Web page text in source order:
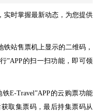
实时掌握最新动态，为您提供
站售票机上显示的二维码，
”APP的扫一扫功能，即可领
E-Travel”APP的云购票功能
取集票码，最后持集票码从